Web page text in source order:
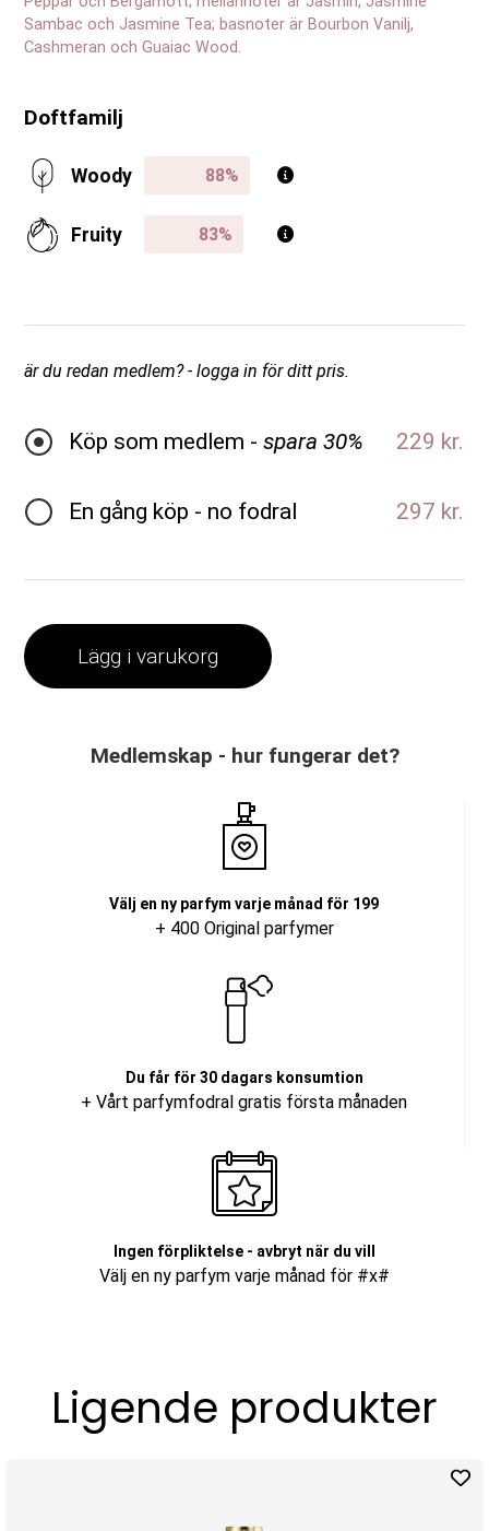
Sambac och Jasmine Tea; basnoter är Bourbon Vanilj,
Cashmeran och Guaiac Wood.
Doftfamilj
Woody
Fruity
är du redan medlem? - logga in för ditt pris.
Köp som medlem - spara 30% 229 kr.
En gång köp - no fodral 297 kr.
Lägg i varukorg
Medlemskap - hur fungerar det?
Välj en ny parfym varje månad för 199
+ 400 Original parfymer
Du får för 30 dagars konsumtion
+ Vårt parfymfodral gratis första månaden
Ingen förpliktelse - avbryt när du vill
Välj en ny parfym varje månad för #x#
Ligende produkter